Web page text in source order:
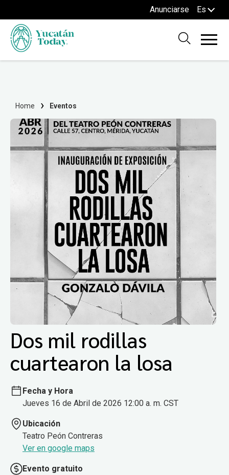
Anunciarse Es
Home Eventos
Dos mil rodillas
cuartearon la losa
Fecha y Hora
Jueves 16 de Abril de 2026 12:00 a. m. CST
Ubicación
Teatro Peón Contreras
Ver en google maps
Evento gratuito